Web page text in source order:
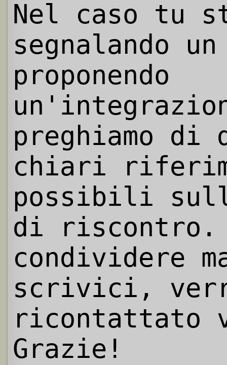
Nel caso tu
segnalando
proponendo
preghiamo
chiari
possibili
di riscontro.
condividere
scrivici,
ricontattato
Grazie!